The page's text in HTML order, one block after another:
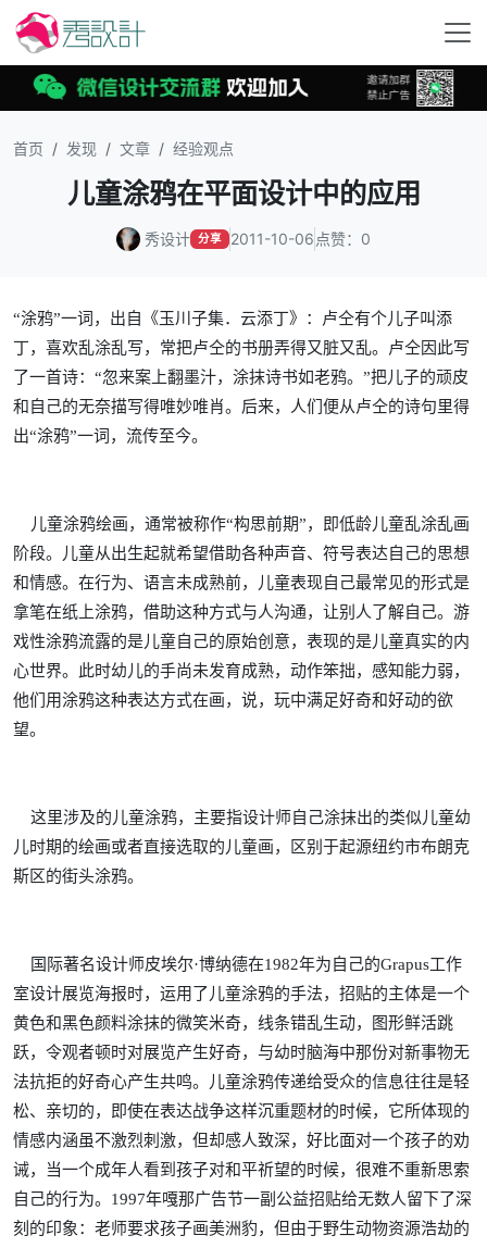
首页 发现 文章 经验观点
儿童涂鸦在平面设计中的应用
秀设计 分享 2011-10-06 点赞：0
“涂鸦”一词，出自《玉川子集．云添丁》：卢仝有个儿子叫添
丁，喜欢乱涂乱写，常把卢仝的书册弄得又脏又乱。卢仝因此写
了一首诗：“忽来案上翻墨汁，涂抹诗书如老鸦。”把儿子的顽皮
和自己的无奈描写得唯妙唯肖。后来，人们便从卢仝的诗句里得
出“涂鸦”一词，流传至今。
儿童涂鸦绘画，通常被称作“构思前期”，即低龄儿童乱涂乱画
阶段。儿童从出生起就希望借助各种声音、符号表达自己的思想
和情感。在行为、语言未成熟前，儿童表现自己最常见的形式是
拿笔在纸上涂鸦，借助这种方式与人沟通，让别人了解自己。游
戏性涂鸦流露的是儿童自己的原始创意，表现的是儿童真实的内
心世界。此时幼儿的手尚未发育成熟，动作笨拙，感知能力弱，
他们用涂鸦这种表达方式在画，说，玩中满足好奇和好动的欲
望。
这里涉及的儿童涂鸦，主要指设计师自己涂抹出的类似儿童幼
儿时期的绘画或者直接选取的儿童画，区别于起源纽约市布朗克
斯区的街头涂鸦。
国际著名设计师皮埃尔·博纳德在1982年为自己的Grapus工作
室设计展览海报时，运用了儿童涂鸦的手法，招贴的主体是一个
黄色和黑色颜料涂抹的微笑米奇，线条错乱生动，图形鲜活跳
跃，令观者顿时对展览产生好奇，与幼时脑海中那份对新事物无
法抗拒的好奇心产生共鸣。儿童涂鸦传递给受众的信息往往是轻
松、亲切的，即使在表达战争这样沉重题材的时候，它所体现的
情感内涵虽不激烈刺激，但却感人致深，好比面对一个孩子的劝
诫，当一个成年人看到孩子对和平祈望的时候，很难不重新思索
自己的行为。1997年嘎那广告节一副公益招贴给无数人留下了深
刻的印象：老师要求孩子画美洲豹，但由于野生动物资源浩劫的